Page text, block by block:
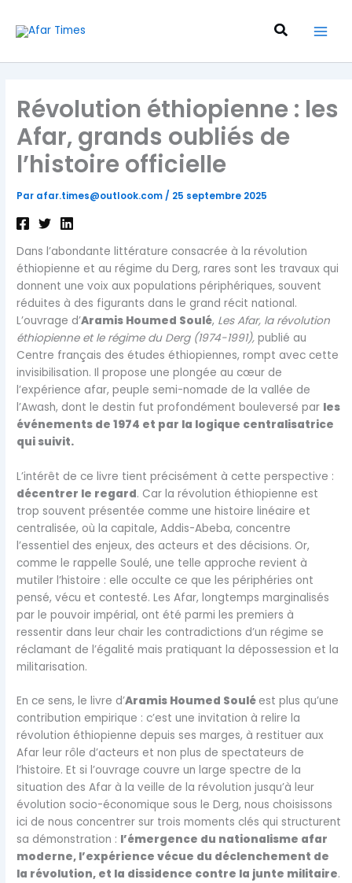
contenu
Révolution éthiopienne : les
Afar, grands oubliés de
l’histoire officielle
Par afar.times@outlook.com / 25 septembre 2025
Dans l’abondante littérature consacrée à la révolution
éthiopienne et au régime du Derg, rares sont les travaux qui
donnent une voix aux populations périphériques, souvent
réduites à des figurants dans le grand récit national.
L’ouvrage d’Aramis Houmed Soulé, Les Afar, la révolution
éthiopienne et le régime du Derg (1974-1991), publié au
Centre français des études éthiopiennes, rompt avec cette
invisibilisation. Il propose une plongée au cœur de
l’expérience afar, peuple semi-nomade de la vallée de
l’Awash, dont le destin fut profondément bouleversé par les
événements de 1974 et par la logique centralisatrice
qui suivit.
L’intérêt de ce livre tient précisément à cette perspective :
décentrer le regard. Car la révolution éthiopienne est
trop souvent présentée comme une histoire linéaire et
centralisée, où la capitale, Addis-Abeba, concentre
l’essentiel des enjeux, des acteurs et des décisions. Or,
comme le rappelle Soulé, une telle approche revient à
mutiler l’histoire : elle occulte ce que les périphéries ont
pensé, vécu et contesté. Les Afar, longtemps marginalisés
par le pouvoir impérial, ont été parmi les premiers à
ressentir dans leur chair les contradictions d’un régime se
réclamant de l’égalité mais pratiquant la dépossession et la
militarisation.
En ce sens, le livre d’Aramis Houmed Soulé est plus qu’une
contribution empirique : c’est une invitation à relire la
révolution éthiopienne depuis ses marges, à restituer aux
Afar leur rôle d’acteurs et non plus de spectateurs de
l’histoire. Et si l’ouvrage couvre un large spectre de la
situation des Afar à la veille de la révolution jusqu’à leur
évolution socio-économique sous le Derg, nous choisissons
ici de nous concentrer sur trois moments clés qui structurent
sa démonstration : l’émergence du nationalisme afar
moderne, l’expérience vécue du déclenchement de
la révolution, et la dissidence contre la junte militaire.